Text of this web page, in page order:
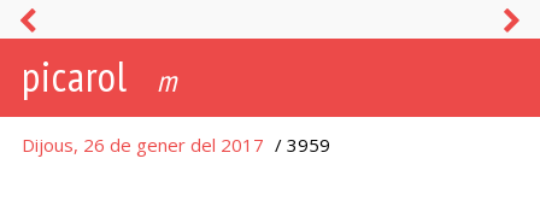
picarol m
Dijous, 26 de gener del 2017 / 3959
bestiola